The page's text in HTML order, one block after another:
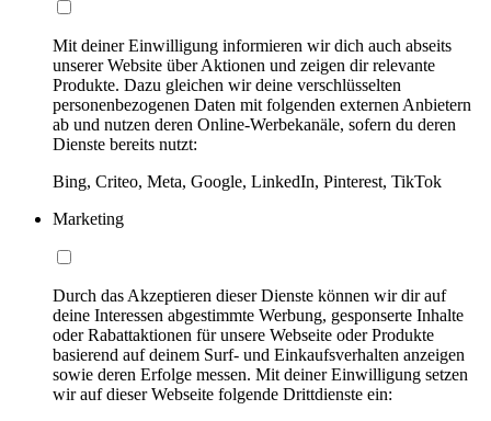
Mit deiner Einwilligung informieren wir dich auch abseits
unserer Website über Aktionen und zeigen dir relevante
Produkte. Dazu gleichen wir deine verschlüsselten
personenbezogenen Daten mit folgenden externen Anbietern
ab und nutzen deren Online-Werbekanäle, sofern du deren
Dienste bereits nutzt:
Bing, Criteo, Meta, Google, LinkedIn, Pinterest, TikTok
Marketing
Durch das Akzeptieren dieser Dienste können wir dir auf
deine Interessen abgestimmte Werbung, gesponserte Inhalte
oder Rabattaktionen für unsere Webseite oder Produkte
basierend auf deinem Surf- und Einkaufsverhalten anzeigen
sowie deren Erfolge messen. Mit deiner Einwilligung setzen
wir auf dieser Webseite folgende Drittdienste ein: